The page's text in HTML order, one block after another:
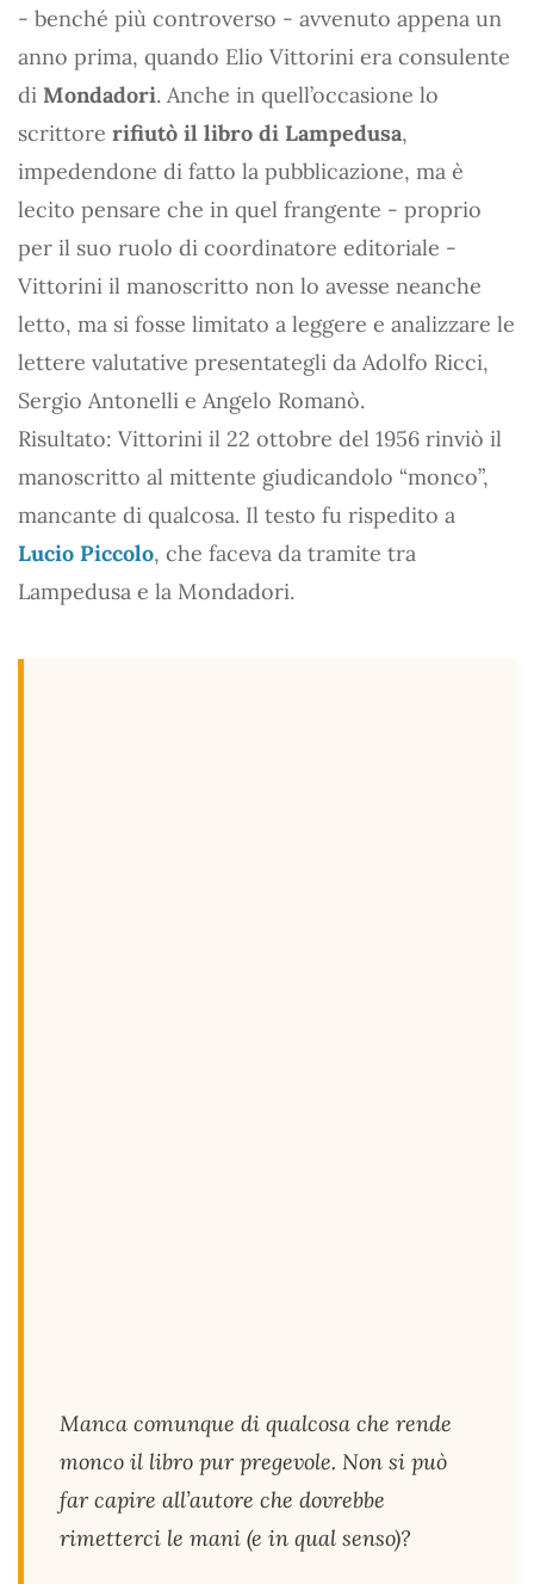
- benché più controverso - avvenuto appena un
anno prima, quando Elio Vittorini era consulente
di Mondadori. Anche in quell’occasione lo
scrittore rifiutò il libro di Lampedusa,
impedendone di fatto la pubblicazione, ma è
lecito pensare che in quel frangente - proprio
per il suo ruolo di coordinatore editoriale -
Vittorini il manoscritto non lo avesse neanche
letto, ma si fosse limitato a leggere e analizzare le
lettere valutative presentategli da Adolfo Ricci,
Sergio Antonelli e Angelo Romanò.
Risultato: Vittorini il 22 ottobre del 1956 rinviò il
manoscritto al mittente giudicandolo “monco”,
mancante di qualcosa. Il testo fu rispedito a
Lucio Piccolo, che faceva da tramite tra
Lampedusa e la Mondadori.
Manca comunque di qualcosa che rende
monco il libro pur pregevole. Non si può
far capire all’autore che dovrebbe
rimetterci le mani (e in qual senso)?